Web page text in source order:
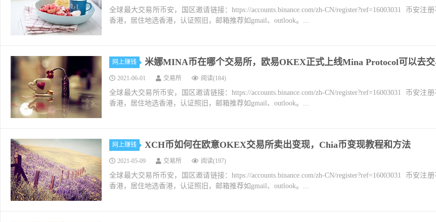
全球最大交易所币安，国区邀请链接：https://accounts.binance.com/zh-CN/register?ref=16003031 币安注
香港，居住地选香港，认证照旧，邮箱推荐如gmail、outlook。...
网上赚钱 米娜MINA币在哪个交易所，欧易OKEX正式上线Mina Protocol可以去
2021-06-01 交易所 阅读(184)
全球最大交易所币安，国区邀请链接：https://accounts.binance.com/zh-CN/register?ref=16003031 币安注
香港，居住地选香港，认证照旧，邮箱推荐如gmail、outlook。...
网上赚钱 XCH币如何在欧意OKEX交易所卖出变现，Chia币变现教程和方法
2021-05-09 交易所 阅读(197)
全球最大交易所币安，国区邀请链接：https://accounts.binance.com/zh-CN/register?ref=16003031 币安注
香港，居住地选香港，认证照旧，邮箱推荐如gmail、outlook。...